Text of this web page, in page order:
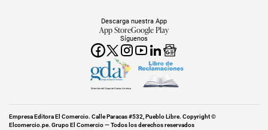
Síguenos
Descarga nuestra App
App StoreGoogle Play
Miembro del Grupo de Diarios América
Empresa Editora El Comercio. Calle Paracas #532, Pueblo Libre. Copyright ©
Elcomercio.pe. Grupo El Comercio — Todos los derechos reservados